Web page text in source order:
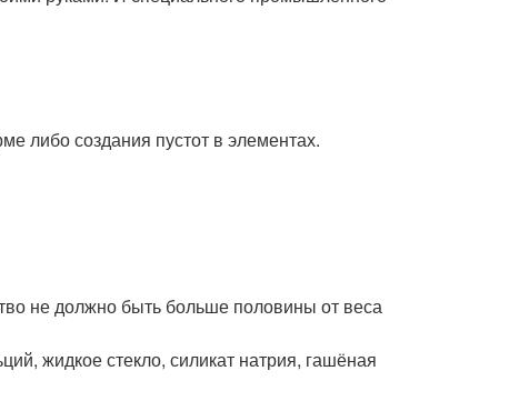
либо создания пустот в элементах.
не должно быть больше половины от веса
жидкое стекло, силикат натрия, гашёная